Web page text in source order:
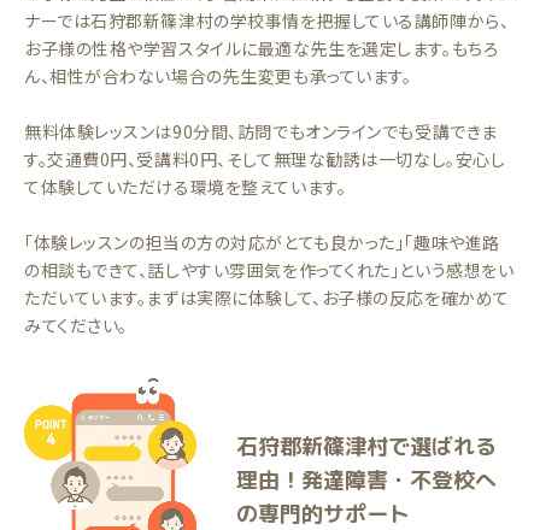
ナーでは石狩郡新篠津村の学校事情を把握している講師陣から、
お子様の性格や学習スタイルに最適な先生を選定します。もちろ
ん、相性が合わない場合の先生変更も承っています。
無料体験レッスンは90分間、訪問でもオンラインでも受講できま
す。交通費0円、受講料0円、そして無理な勧誘は一切なし。安心し
て体験していただける環境を整えています。
「体験レッスンの担当の方の対応がとても良かった」「趣味や進路
の相談もできて、話しやすい雰囲気を作ってくれた」という感想をい
ただいています。まずは実際に体験して、お子様の反応を確かめて
みてください。
石狩郡新篠津村で選ばれる
理由！発達障害・不登校へ
の専門的サポート